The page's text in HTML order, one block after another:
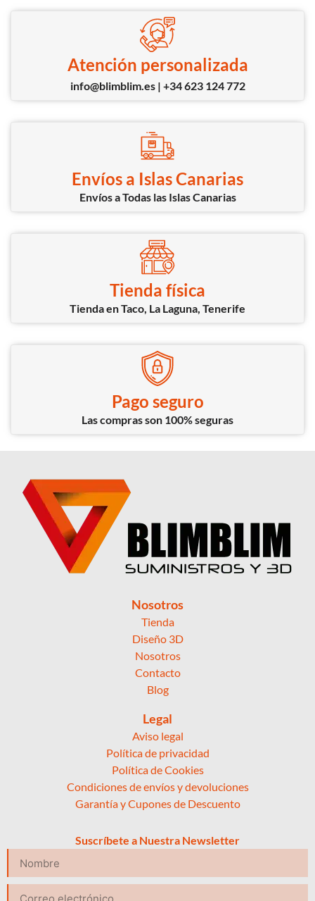
Atención personalizada
info@blimblim.es | +34 623 124 772
Envíos a Islas Canarias
Envíos a Todas las Islas Canarias
Tienda física
Tienda en Taco, La Laguna, Tenerife
Pago seguro
Las compras son 100% seguras
Nosotros
Tienda
Diseño 3D
Nosotros
Contacto
Blog
Legal
Aviso legal
Política de privacidad
Política de Cookies
Condiciones de envíos y devoluciones
Garantía y Cupones de Descuento
Suscríbete a Nuestra Newsletter